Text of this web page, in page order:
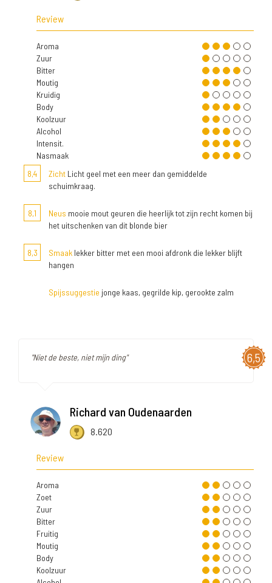
Review
Aroma
Zuur
Bitter
Moutig
Kruidig
Body
Koolzuur
Alcohol
Intensit.
Nasmaak
8,4
Zicht Licht geel met een meer dan gemiddelde
schuimkraag.
8,1 Neus mooie mout geuren die heerlijk tot zijn recht komen bij
het uitschenken van dit blonde bier
8,3 Smaak lekker bitter met een mooi afdronk die lekker blijft
hangen
Spijssuggestie jonge kaas, gegrilde kip, gerookte zalm
6,5
"Niet de beste, niet mijn ding"
Richard van Oudenaarden
8.620
Review
Aroma
Zoet
Zuur
Bitter
Fruitig
Moutig
Body
Koolzuur